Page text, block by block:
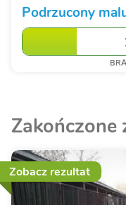
Podrzucony
Zakończone
Zobacz rezultat